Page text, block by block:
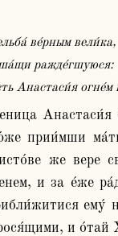
ве́рным вели́ка,
ражде́гшуюся:
Анастаси́я огне́м
прии́мши
же вере
и за е́же
ему́
и о́тай